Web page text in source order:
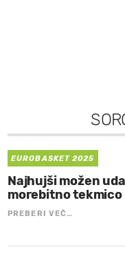
EUROBASKET 2025
Najhujši možen
morebitno tekmico
PREBERI VEČ…